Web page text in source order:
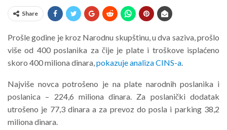
Share
Prošle godine je kroz Narodnu skupštinu, u dva saziva, prošlo
više od 400 poslanika za čije je plate i troškove isplaćeno
skoro 400 miliona dinara,pokazuje analiza CINS-a.
Najviše novca potrošeno je na plate narodnih poslanika i
poslanica – 224,6 miliona dinara. Za poslanički dodatak
utrošeno je 77,3 dinara a za prevoz do posla i parking 38,2
miliona dinara.